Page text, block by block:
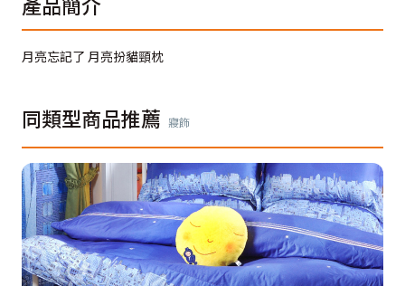
月亮忘記了 月亮扮貓頸枕
同類型商品推薦 寢飾